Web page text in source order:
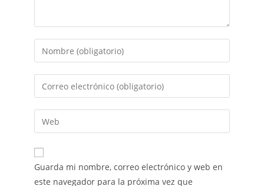
Guarda mi nombre, correo electrónico y web en
este navegador para la próxima vez que